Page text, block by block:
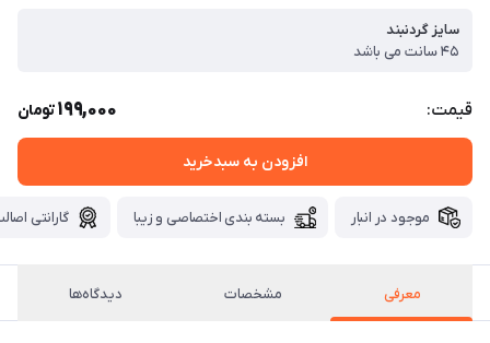
سایز گردنبند
۴۵ سانت می باشد
قیمت: 199,000تومان
افزودن به سبدخرید
موجود در انبار بسته بندی اختصاصی و زیبا گارانتی
معرفی مشخصات دیدگاه‌ها